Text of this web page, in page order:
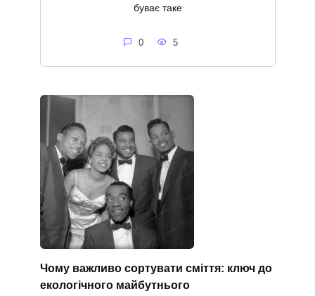
буває таке
0 5
Чому важливо сортувати сміття: ключ до
екологічного майбутнього